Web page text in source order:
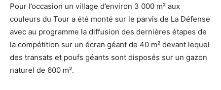
Pour l’occasion un village d’environ 3 000 m² aux
couleurs du Tour a été monté sur le parvis de La Défense
avec au programme la diffusion des dernières étapes de
la compétition sur un écran géant de 40 m² devant lequel
des transats et poufs géants sont disposés sur un gazon
naturel de 600 m².